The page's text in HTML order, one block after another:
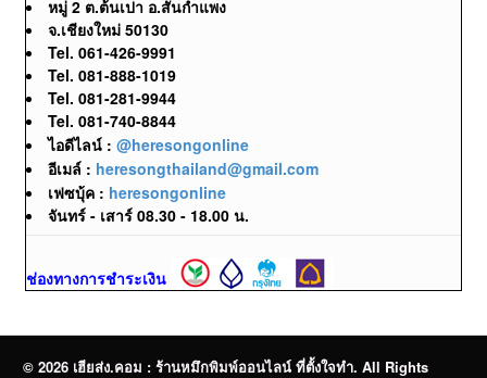
หมู่ 2 ต.ต้นเปา อ.สันกำแพง
จ.เชียงใหม่ 50130
Tel. 061-426-9991
Tel. 081-888-1019
Tel. 081-281-9944
Tel. 081-740-8844
ไอดีไลน์ : @heresongonline
อีเมล์ : heresongthailand@gmail.com
เฟซบุ้ค : heresongonline
จันทร์ - เสาร์ 08.30 - 18.00 น.
ช่องทางการชำระเงิน
© 2026 เฮียส่ง.คอม : ร้านหมึกพิมพ์ออนไลน์ ที่ตั้งใจทำ. All Rights